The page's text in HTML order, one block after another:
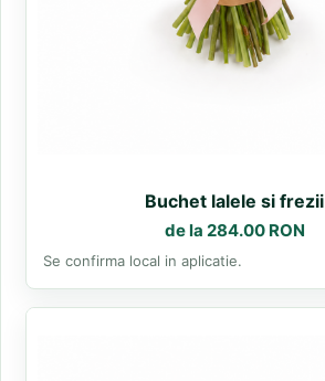
Buchet lalele si frezii
de la 284.00 RON
Se confirma local in aplicatie.